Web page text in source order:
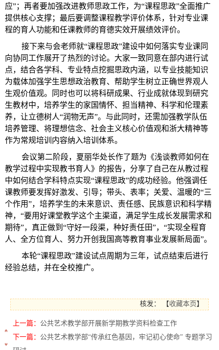
应”；再者要加强改进教师思政工作，为“课程思政”全面推广
提供核心支撑；最后要调整课程教学评价体系，针对专业课
程的育人功能和任课教师的育德实效开展绩效评价。
接下来与会老师就“课程思政”建设中如何落实专业课同
向协同工作展开了热烈的讨论。大家一致同意在部内进行试
点，结合各学科、专业特点挖掘思政内涵，以专业技能知识
为载体加强学生思想政治教育、帮助学生树立正确世界观人
生观价值观。同时也可以将科研成果、行业成就体现到研究
生教材中，培养学生的家国情怀、担当精神、科学和伦理素
养，让立德树人“润物无声”。与此同时，还需加强教学队伍
培养管理、将理想信念、社会主义核心价值观和浙大精神等
作为常规培训内容纳入培训体系。
会议第二阶段，夏丽华处长作了题为《浅谈教师如何在
教学过程中实现教书育人》的报告，分享了自己在从教过程
中如何结合学科特点实现“课程思政”的成功经验。他强调任
课教师要发挥好激发、引导；带头、表率；关爱、温暖的“三
个作用”，培养学生的未来意识、责任感、民族意识和科学精
神，“要用好课堂教学这个主渠道，满足学生成长发展需求和
期待”，真正做到“守好一段渠，种好责任田”，“实现全程育
人、全方位育人、努力开创我国高等教育事业发展新局面”。
本轮“课程思政”建设试点周期为三年，试点结束后进行
经验总结，并在全校推广。
核发： 【收藏本页 】
上一篇： 公共艺术教学部开展新学期教学资料检查工作
下一篇： 公共艺术教学部“传承红色基因，牢记初心使命” 专题学习